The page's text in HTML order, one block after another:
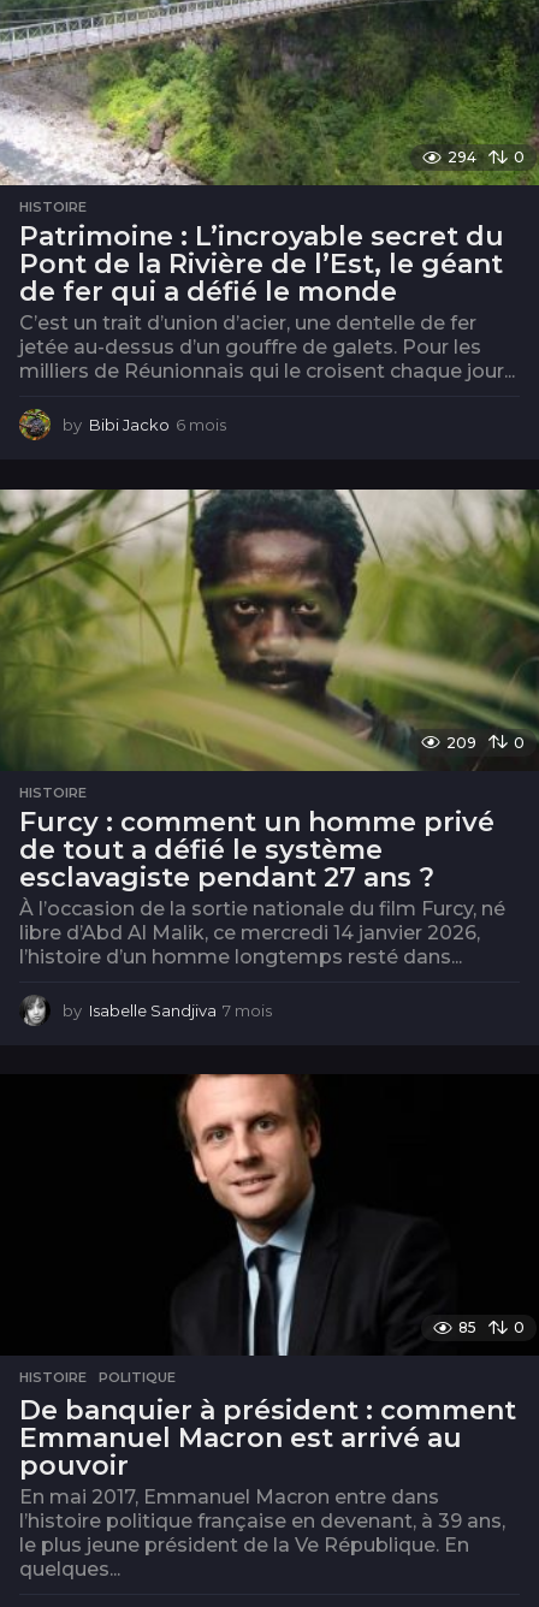
294 0
HISTOIRE
Patrimoine : L’incroyable secret du
Pont de la Rivière de l’Est, le géant
de fer qui a défié le monde
C’est un trait d’union d’acier, une dentelle de fer
jetée au-dessus d’un gouffre de galets. Pour les
milliers de Réunionnais qui le croisent chaque jour...
by Bibi Jacko 6 mois
i
209 0
HISTOIRE
Furcy : comment un homme privé
de tout a défié le système
esclavagiste pendant 27 ans ?
À l’occasion de la sortie nationale du film Furcy, né
libre d’Abd Al Malik, ce mercredi 14 janvier 2026,
l’histoire d’un homme longtemps resté dans...
by Isabelle Sandjiva 7 mois
i
85 0
HISTOIRE ,POLITIQUE
De banquier à président : comment
Emmanuel Macron est arrivé au
pouvoir
En mai 2017, Emmanuel Macron entre dans
l’histoire politique française en devenant, à 39 ans,
le plus jeune président de la Ve République. En
quelques...